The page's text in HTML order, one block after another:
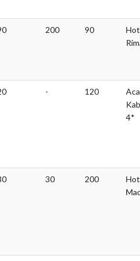
200 90
- 120
4*
30 200